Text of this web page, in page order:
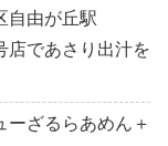
自由が丘駅
店であさり出汁を
ーざるらあめん＋